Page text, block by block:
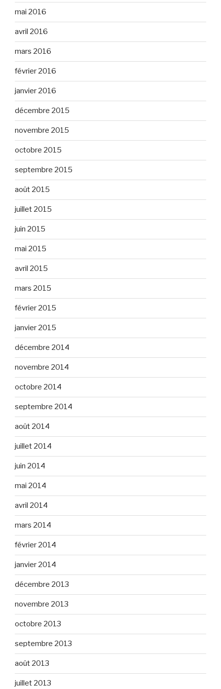
mai 2016
avril 2016
mars 2016
février 2016
janvier 2016
décembre 2015
novembre 2015
octobre 2015
septembre 2015
août 2015
juillet 2015
juin 2015
mai 2015
avril 2015
mars 2015
février 2015
janvier 2015
décembre 2014
novembre 2014
octobre 2014
septembre 2014
août 2014
juillet 2014
juin 2014
mai 2014
avril 2014
mars 2014
février 2014
janvier 2014
décembre 2013
novembre 2013
octobre 2013
septembre 2013
août 2013
juillet 2013